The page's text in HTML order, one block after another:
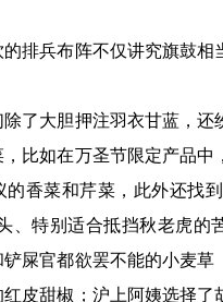
排兵布阵不仅讲究旗鼓相
了大胆押注羽衣甘蓝，还
比如在万圣节限定产品中
香菜和芹菜，此外还找
、特别适合抵挡秋老虎的
屎官都欲罢不能的小麦草
皮甜椒；沪上阿姨选择了